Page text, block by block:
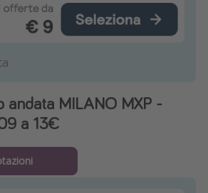
MILANO MXP -
a 13€